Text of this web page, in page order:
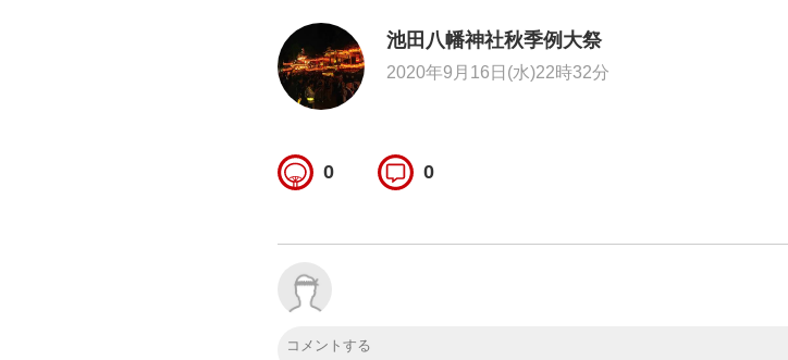
池田八幡神社秋季例大祭
2020年9月16日(水)22時32分
0 0